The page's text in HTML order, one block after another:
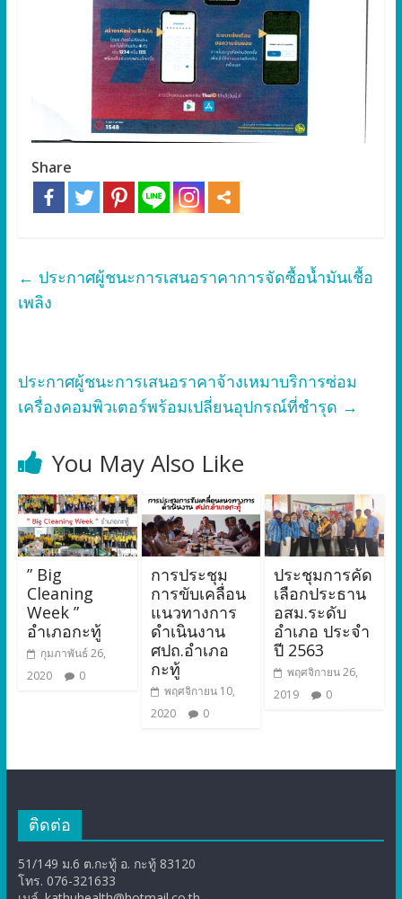
Share
← ประกาศผู้ชนะการเสนอราคาการจัดซื้อน้ำมันเชื้อ
เพลิง
ประกาศผู้ชนะการเสนอราคาจ้างเหมาบริการซ่อม
เครื่องคอมพิวเตอร์พร้อมเปลี่ยนอุปกรณ์ที่ชำรุด →
You May Also Like
” Big
Cleaning
Week ”
อำเภอกะทู้
กุมภาพันธ์ 26,
2020
0
การประชุม
การขับเคลื่อน
แนวทางการ
ดำเนินงาน
ศปถ.อำเภอ
กะทู้
พฤศจิกายน 10,
2020
0
ประชุมการคัด
เลือกประธาน
อสม.ระดับ
อำเภอ ประจำ
ปี 2563
พฤศจิกายน 26,
2019
0
ติดต่อ
51/149 ม.6 ต.กะทู้ อ. กะทู้ 83120
โทร. 076-321633